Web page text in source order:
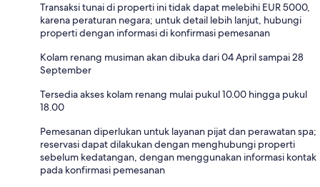
Transaksi tunai di properti ini tidak dapat melebihi EUR 5000,
karena peraturan negara; untuk detail lebih lanjut, hubungi
properti dengan informasi di konfirmasi pemesanan
Kolam renang musiman akan dibuka dari 04 April sampai 28
September
Tersedia akses kolam renang mulai pukul 10.00 hingga pukul
18.00
Pemesanan diperlukan untuk layanan pijat dan perawatan spa;
reservasi dapat dilakukan dengan menghubungi properti
sebelum kedatangan, dengan menggunakan informasi kontak
pada konfirmasi pemesanan